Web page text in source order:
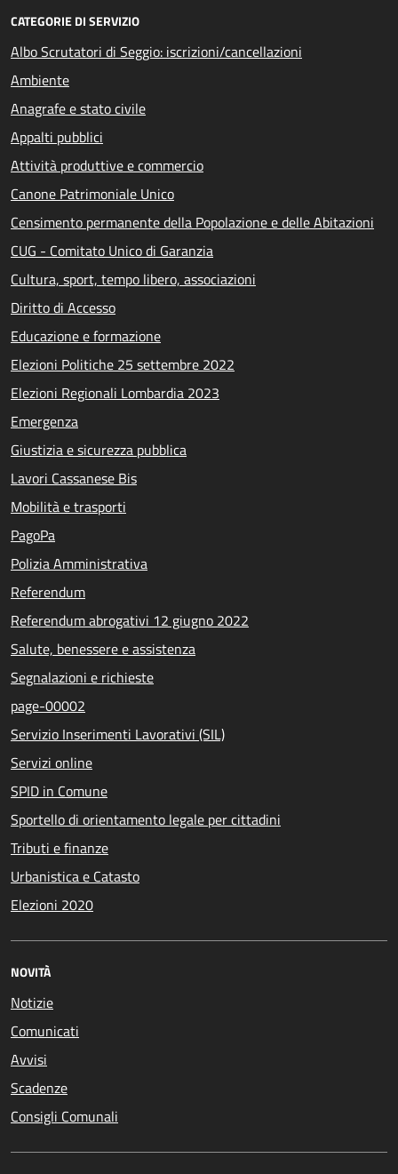
CATEGORIE DI SERVIZIO
Albo Scrutatori di Seggio: iscrizioni/cancellazioni
Ambiente
Anagrafe e stato civile
Appalti pubblici
Attività produttive e commercio
Canone Patrimoniale Unico
Censimento permanente della Popolazione e delle Abitazioni
CUG - Comitato Unico di Garanzia
Cultura, sport, tempo libero, associazioni
Diritto di Accesso
Educazione e formazione
Elezioni Politiche 25 settembre 2022
Elezioni Regionali Lombardia 2023
Emergenza
Giustizia e sicurezza pubblica
Lavori Cassanese Bis
Mobilità e trasporti
PagoPa
Polizia Amministrativa
Referendum
Referendum abrogativi 12 giugno 2022
Salute, benessere e assistenza
Segnalazioni e richieste
page-00002
Servizio Inserimenti Lavorativi (SIL)
Servizi online
SPID in Comune
Sportello di orientamento legale per cittadini
Tributi e finanze
Urbanistica e Catasto
Elezioni 2020
NOVITÀ
Notizie
Comunicati
Avvisi
Scadenze
Consigli Comunali